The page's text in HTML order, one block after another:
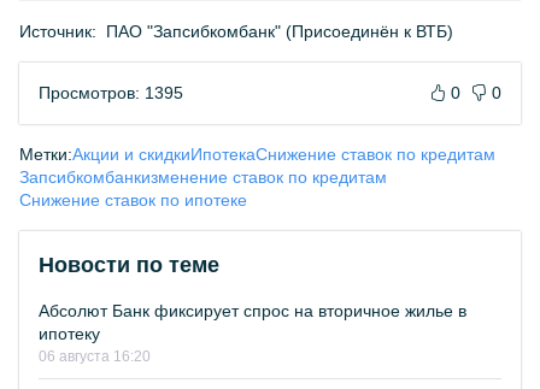
Источник: ПАО "Запсибкомбанк" (Присоединён к ВТБ)
Просмотров: 1395 0 0
Метки:Акции и скидкиИпотекаСнижение ставок по кредитам
Запсибкомбанкизменение ставок по кредитам
Снижение ставок по ипотеке
Новости по теме
Абсолют Банк фиксирует спрос на вторичное жилье в
ипотеку
06 августа 16:20